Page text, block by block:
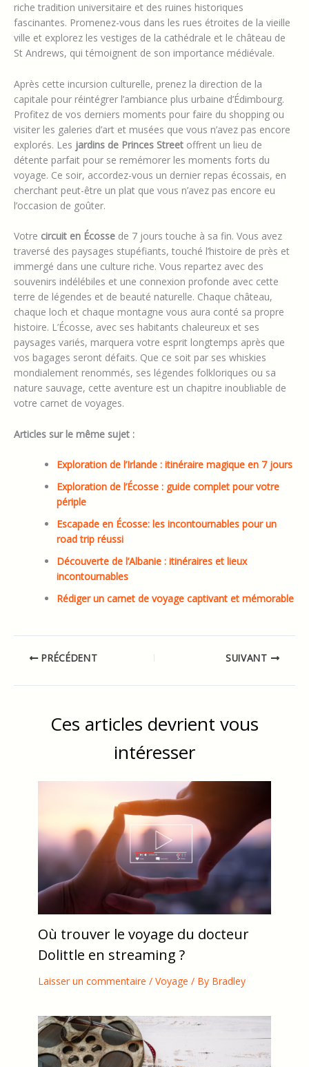
riche tradition universitaire et des ruines historiques
fascinantes. Promenez-vous dans les rues étroites de la vieille
ville et explorez les vestiges de la cathédrale et le château de
St Andrews, qui témoignent de son importance médiévale.
Après cette incursion culturelle, prenez la direction de la
capitale pour réintégrer l’ambiance plus urbaine d’Édimbourg.
Profitez de vos derniers moments pour faire du shopping ou
visiter les galeries d’art et musées que vous n’avez pas encore
explorés. Les jardins de Princes Street offrent un lieu de
détente parfait pour se remémorer les moments forts du
voyage. Ce soir, accordez-vous un dernier repas écossais, en
cherchant peut-être un plat que vous n’avez pas encore eu
l’occasion de goûter.
Votre circuit en Écosse de 7 jours touche à sa fin. Vous avez
traversé des paysages stupéfiants, touché l’histoire de près et
immergé dans une culture riche. Vous repartez avec des
souvenirs indélébiles et une connexion profonde avec cette
terre de légendes et de beauté naturelle. Chaque château,
chaque loch et chaque montagne vous aura conté sa propre
histoire. L’Écosse, avec ses habitants chaleureux et ses
paysages variés, marquera votre esprit longtemps après que
vos bagages seront défaits. Que ce soit par ses whiskies
mondialement renommés, ses légendes folkloriques ou sa
nature sauvage, cette aventure est un chapitre inoubliable de
votre carnet de voyages.
Articles sur le même sujet :
Exploration de l’Irlande : itinéraire magique en 7 jours
Exploration de l’Écosse : guide complet pour votre
périple
Escapade en Écosse: les incontournables pour un
road trip réussi
Découverte de l’Albanie : itinéraires et lieux
incontournables
Rédiger un carnet de voyage captivant et mémorable
PRÉCÉDENT SUIVANT
Ces articles devrient vous
intéresser
Où trouver le voyage du docteur
Dolittle en streaming ?
Laisser un commentaire / Voyage / By Bradley